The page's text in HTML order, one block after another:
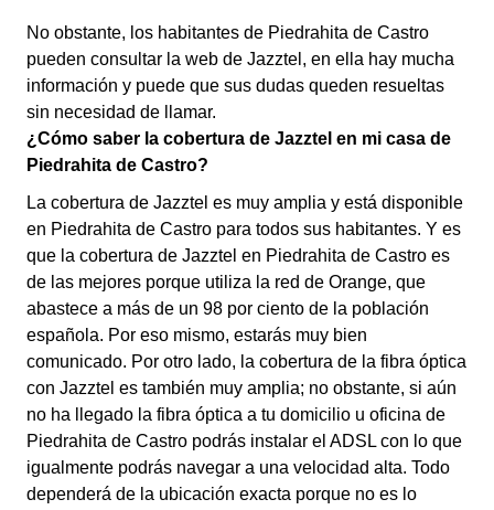
No obstante, los habitantes de Piedrahita de Castro
pueden consultar la web de Jazztel, en ella hay mucha
información y puede que sus dudas queden resueltas
sin necesidad de llamar.
¿Cómo saber la cobertura de Jazztel en mi casa de
Piedrahita de Castro?
La cobertura de Jazztel es muy amplia y está disponible
en Piedrahita de Castro para todos sus habitantes. Y es
que la cobertura de Jazztel en Piedrahita de Castro es
de las mejores porque utiliza la red de Orange, que
abastece a más de un 98 por ciento de la población
española. Por eso mismo, estarás muy bien
comunicado. Por otro lado, la cobertura de la fibra óptica
con Jazztel es también muy amplia; no obstante, si aún
no ha llegado la fibra óptica a tu domicilio u oficina de
Piedrahita de Castro podrás instalar el ADSL con lo que
igualmente podrás navegar a una velocidad alta. Todo
dependerá de la ubicación exacta porque no es lo